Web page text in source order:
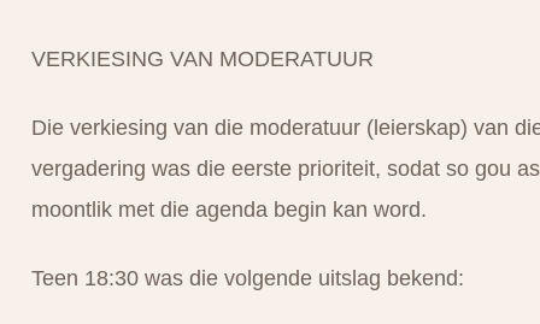
VERKIESING VAN MODERATUUR
Die verkiesing van die moderatuur (leierskap) van
vergadering was die eerste prioriteit, sodat so gou as
moontlik met die agenda begin kan word.
Teen 18:30 was die volgende uitslag bekend: